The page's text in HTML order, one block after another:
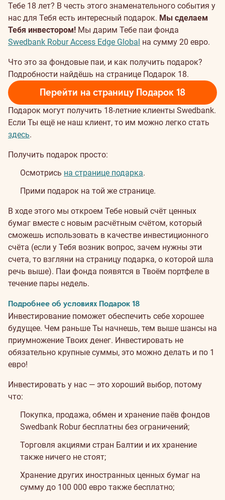
Тебе 18 лет? В честь этого знаменательного события у
нас для Тебя есть интересный подарок. Мы сделаем
Тебя инвестором! Мы дарим Тебе паи фонда
Swedbank Robur Access Edge Global на сумму 20 евро.
Что это за фондовые паи, и как получить подарок?
Подробности найдёшь на странице Подарок 18.
Перейти на страницу Подарок 18
Подарок могут получить 18-летние клиенты Swedbank.
Если Ты ещё не наш клиент, то им можно легко стать
здесь.
Получить подарок просто:
Осмотрись на странице подарка.
Прими подарок на той же странице.
В ходе этого мы откроем Тебе новый счёт ценных
бумаг вместе с новым расчётным счётом, который
сможешь использовать в качестве инвестиционного
счёта (если у Тебя возник вопрос, зачем нужны эти
счета, то взгляни на страницу подарка, о которой шла
речь выше). Паи фонда появятся в Твоём портфеле в
течение пары недель.
Подробнее об условиях Подарок 18
Инвестирование поможет обеспечить себе хорошее
будущее. Чем раньше Ты начнешь, тем выше шансы на
приумножение Твоих денег. Инвестировать не
обязательно крупные суммы, это можно делать и по 1
евро!
Инвестировать у нас — это хороший выбор, потому
что:
Покупка, продажа, обмен и хранение паёв фондов
Swedbank Robur бесплатны без ограничений;
Торговля акциями стран Балтии и их хранение
также ничего не стоят;
Хранение других иностранных ценных бумаг на
сумму до 100 000 евро также бесплатно;